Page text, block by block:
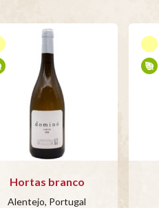
Hortas branco
Alentejo, Portugal